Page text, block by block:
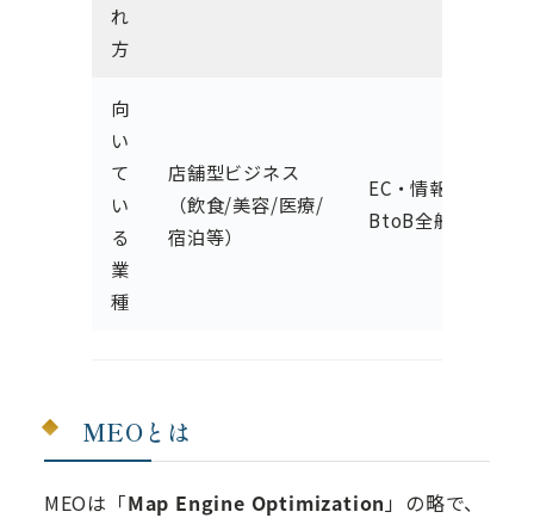
れ
方
向
い
て
い
る
業
種
店舗型ビジネス
（飲食/美容/医療/
宿泊等）
EC・情報発信・
BtoB全般
MEOとは
MEOは「Map Engine Optimization 」の略で、